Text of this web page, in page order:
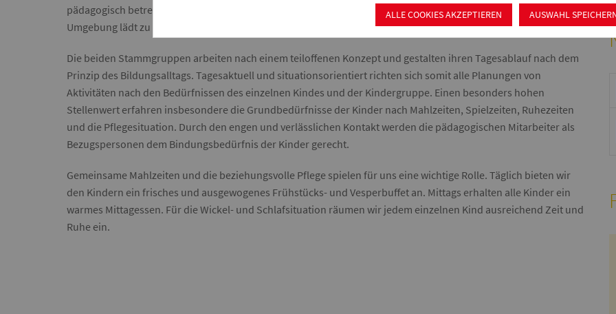
pädagogisch betreut. Die Einrichtung liegt in einem ruhigen Wohngebiet im Schwabacher Ortsteil Forsthof. Die
Umgebung lädt zu Spaziergängen ein.
Die beiden Stammgruppen arbeiten nach einem teiloffenen Konzept und gestalten ihren Tagesablauf nach dem
Prinzip des Bildungsalltags. Tagesaktuell und situationsorientiert richten sich somit alle Planungen von
Aktivitäten nach den Bedürfnissen des einzelnen Kindes und der Kindergruppe. Einen besonders hohen
Stellenwert erfahren insbesondere die Grundbedürfnisse der Kinder nach Mahlzeiten, Spielzeiten, Ruhezeiten
und die Pflegesituation. Durch den engen und verlässlichen Kontakt werden die pädagogischen Mitarbeiter als
Bezugspersonen dem Bindungsbedürfnis der Kinder gerecht.
Gemeinsame Mahlzeiten und die beziehungsvolle Pflege spielen für uns eine wichtige Rolle. Täglich bieten wir
den Kindern ein frisches und ausgewogenes Frühstücks- und Vesperbuffet an. Mittags erhalten alle Kinder ein
warmes Mittagessen. Für die Wickel- und Schlafsituation räumen wir jedem einzelnen Kind ausreichend Zeit und
Ruhe ein.
AUSWAHL
ALLE COOKIES AKZEPTIEREN